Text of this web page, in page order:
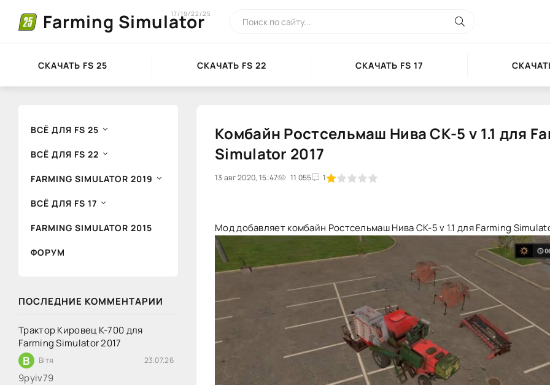
Farming Simulator
17/19/22/25
СКАЧАТЬ FS 25 СКАЧАТЬ FS 22 СКАЧАТЬ FS 17
ВСЁ ДЛЯ FS 25
ВСЁ ДЛЯ FS 22
FARMING SIMULATOR 2019
ВСЁ ДЛЯ FS 17
FARMING SIMULATOR 2015
ФОРУМ
ПОСЛЕДНИЕ КОММЕНТАРИИ
Трактор Кировец К-700 для
Farming Simulator 2017
В Вітя 23.07.26
9руіv79
Комбайн Ростсельмаш Нива СК-5 v 1.1 для
Simulator 2017
13 авг 2020, 15:47 11 055 1
1 2 3 4 5
Мод добавляет комбайн Ростсельмаш Нива СК-5 v 1.1 для Farming